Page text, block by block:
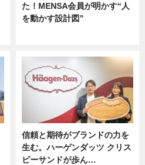
た！MENSA会員が明かす“人
を動かす設計図”
信頼と期待がブランドの力を
生む。ハーゲンダッツ クリス
ピーサンドが歩ん…